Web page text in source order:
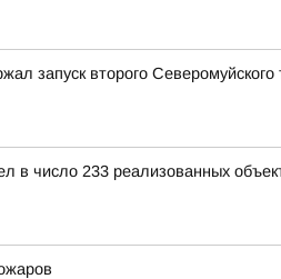
запуск второго Северомуйского
в число 233 реализованных